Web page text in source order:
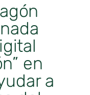
en
a